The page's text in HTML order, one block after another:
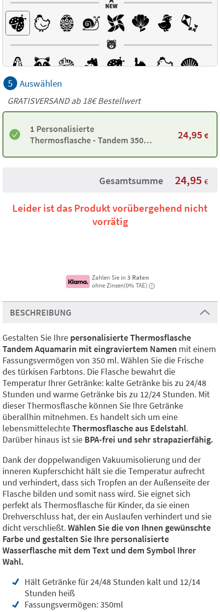
5 Auswählen
GRATISVERSAND ab18€Bestellwert
1 Personalisierte
Thermosflasche - Tandem 350ml
24,95 €
Gesamtsumme 24,95 €
Leider ist das Produkt vorübergehend nicht
vorrätig
Zahlen Sie in3 Raten
ohne Zinsen(0% TAE)
i
BESCHREIBUNG
Gestalten Sie Ihre personalisierte Thermosflasche
Tandem Aquamarin mit eingraviertem Namen mit einem
Fassungsvermögen von 350 ml. Wählen Sie die Frische
des türkisen Farbtons. Die Flasche bewahrt die
Temperatur Ihrer Getränke: kalte Getränke bis zu 24/48
Stunden und warme Getränke bis zu 12/24 Stunden. Mit
dieser Thermosflasche können Sie Ihre Getränke
überallhin mitnehmen. Es handelt sich um eine
lebensmittelechteThermosflasche aus Edelstahl.
Darüber hinaus ist sie BPA-frei und sehr strapazierfähig.
Dank der doppelwandigen Vakuumisolierung und der
inneren Kupferschicht hält sie die Temperatur aufrecht
und verhindert, dass sich Tropfen an der Außenseite der
Flasche bilden und somit nass wird. Sie eignet sich
perfekt als Thermosflasche für Kinder, da sie einen
Drehverschluss hat, der ein Auslaufen verhindert und sie
dicht verschließt.Wählen Sie die von Ihnen gewünschte
Farbe und gestalten Sie Ihre personalisierte
Wasserflasche mit dem Text und dem Symbol Ihrer
Wahl.
Hält Getränke für 24/48 Stunden kalt und 12/14
Stunden heiß
Fassungsvermögen: 350ml